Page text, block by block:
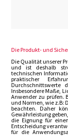
Die Produkt- und
Die Qualität unserer
und ist deshalb
technischen
praktischer
Durchschnittswerte
Insbesondere Maße,
Anwender zu prüfen.
und Normen, wie z.B:
beachten. Daher
Gewährleistung
die Eignung für
Entscheidung
für die